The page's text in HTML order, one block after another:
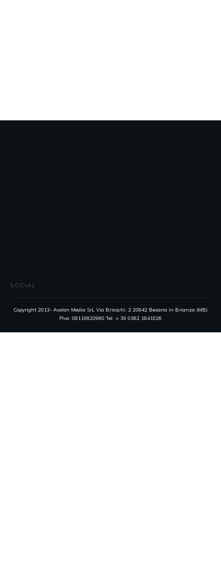
SOCIAL
Copyright 2013- Avalon Media SrL Via Brioschi, 2 20842 Besana in Brianza (MB)
PIva: 08119820960 Tel: + 39 0362 1841026